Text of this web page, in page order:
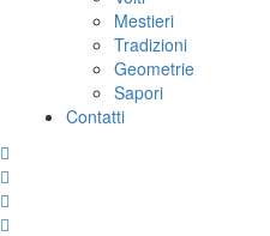
Mestieri
Tradizioni
Geometrie
Sapori
Contatti